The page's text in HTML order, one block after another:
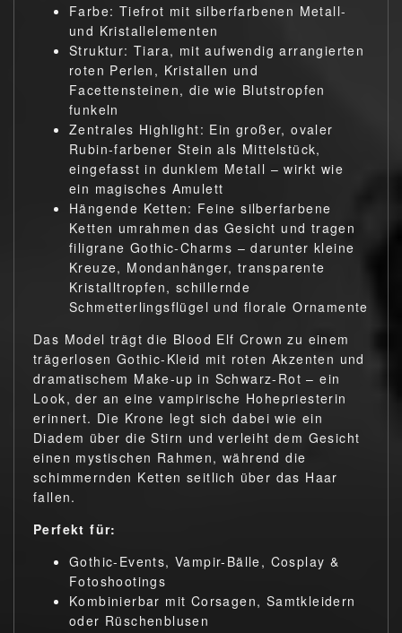
Farbe: Tiefrot mit silberfarbenen Metall-
und Kristallelementen
Struktur: Tiara, mit aufwendig arrangierten
roten Perlen, Kristallen und
Facettensteinen, die wie Blutstropfen
funkeln
Zentrales Highlight: Ein großer, ovaler
Rubin-farbener Stein als Mittelstück,
eingefasst in dunklem Metall – wirkt wie
ein magisches Amulett
Hängende Ketten: Feine silberfarbene
Ketten umrahmen das Gesicht und tragen
filigrane Gothic-Charms – darunter kleine
Kreuze, Mondanhänger, transparente
Kristalltropfen, schillernde
Schmetterlingsflügel und florale Ornamente
Das Model trägt die Blood Elf Crown zu einem
trägerlosen Gothic-Kleid mit roten Akzenten und
dramatischem Make-up in Schwarz-Rot – ein
Look, der an eine vampirische Hohepriesterin
erinnert. Die Krone legt sich dabei wie ein
Diadem über die Stirn und verleiht dem Gesicht
einen mystischen Rahmen, während die
schimmernden Ketten seitlich über das Haar
fallen.
Perfekt für:
Gothic-Events, Vampir-Bälle, Cosplay &
Fotoshootings
Kombinierbar mit Corsagen, Samtkleidern
oder Rüschenblusen